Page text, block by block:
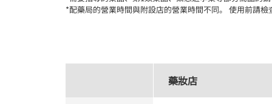
*配藥局的營業時間與附設店的營業時間不同。 使用前請檢
藥妝店